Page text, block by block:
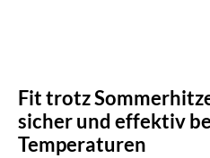
Fit trotz
sicher und effektiv
Temperaturen